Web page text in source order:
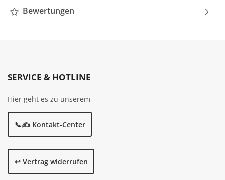
Bewertungen
SERVICE & HOTLINE
Hier geht es zu unserem
📞✍️ Kontakt-Center
↩️ Vertrag widerrufen